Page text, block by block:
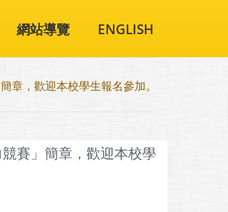
網站導覽 ENGLISH
章，歡迎本校學生報名參加。
賽」簡章，歡迎本校學